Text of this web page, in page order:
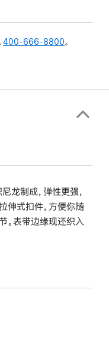
400-666-8800 。
龙制成，弹性更强，
伸式扣件，方便你随
。表带边缘现还织入